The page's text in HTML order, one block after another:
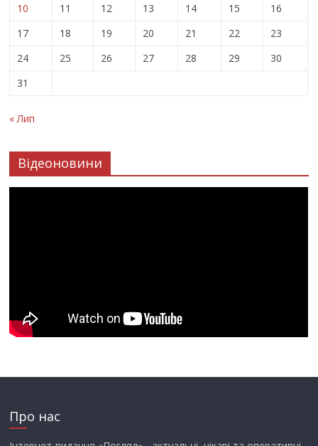
10
11 12 13 14 15
16
17
18 19 20 21 22
23
24
25 26 27 28 29
30
31
« Лип
Відеоновини
Про нас